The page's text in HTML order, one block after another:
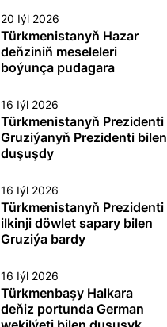
20 Iýl 2026
Türkmenistanyň Hazar
deňziniň meseleleri
boýunça pudagara
mejlisi geçirildi
16 Iýl 2026
Türkmenistanyň Prezidenti
Gruziýanyň Prezidenti bilen
duşuşdy
16 Iýl 2026
Türkmenistanyň Prezidenti
ilkinji döwlet sapary bilen
Gruziýa bardy
16 Iýl 2026
Türkmenbaşy Halkara
deňiz portunda German